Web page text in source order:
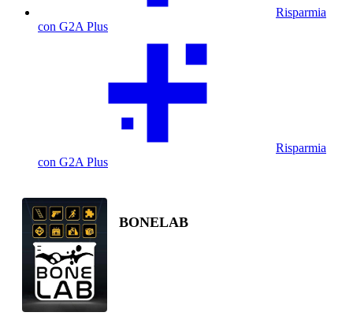
Risparmia
con G2A Plus
Risparmia
con G2A Plus
BONELAB